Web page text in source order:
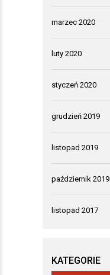
marzec 2020
luty 2020
styczeń 2020
grudzień 2019
listopad 2019
październik 2019
listopad 2017
KATEGORIE